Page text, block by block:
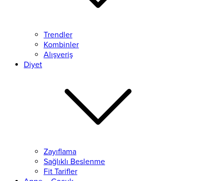
Trendler
Kombinler
Alışveriş
Diyet
Zayıflama
Sağlıklı Beslenme
Fit Tarifler